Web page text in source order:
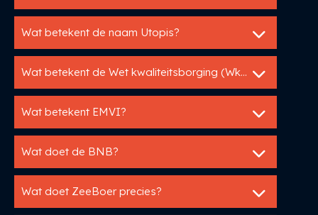
Wat betekent de naam Utopis?
Wat betekent de Wet kwaliteitsborging (WkB) voor mij als fabrikant?
Wat betekent EMVI?
Wat doet de BNB?
Wat doet ZeeBoer precies?